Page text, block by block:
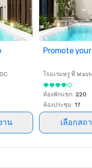
าน
Promote
โรงแรมหรู ที่
ห้องพักแขก: 220
ห้องประชุม: 17
เลือกสถ